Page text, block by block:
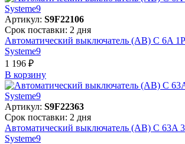
Артикул: S9F22106
Срок поставки: 2 дня
Автоматический выключатель (АВ) C 6A
Systeme9
1 196 ₽
В корзинy
Артикул: S9F22363
Срок поставки: 2 дня
Автоматический выключатель (АВ) C 63A
Systeme9